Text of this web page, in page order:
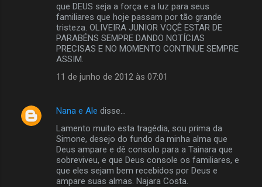
que DEUS seja a força e a luz para seus
familiares que hoje passam por tão grande
tristeza. OLIVEIRA JUNIOR VOÇÊ ESTAR DE
PARABÉNS SEMPRE DANDO NOTÍCIAS
PRECISAS E NO MOMENTO CONTINUE SEMPRE
ASSIM.
11 de junho de 2012 às 07:01
Nana e Ale disse…
Lamento muito esta tragédia, sou prima da
Simone, desejo do fundo da minha alma que
Deus ampare e dê consolo para a Tainara que
sobreviveu, e que Deus console os familiares, e
que eles sejam bem recebidos por Deus e
ampare suas almas. Najara Costa.